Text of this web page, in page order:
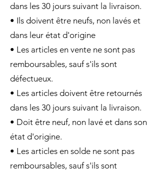
dans les 30 jours suivant la livraison.
• Ils doivent être neufs, non lavés et
dans leur état d'origine
• Les articles en vente ne sont pas
remboursables, sauf s'ils sont
défectueux.
• Les articles doivent être retournés
dans les 30 jours suivant la livraison.
• Doit être neuf, non lavé et dans son
état d'origine.
• Les articles en solde ne sont pas
remboursables, sauf s'ils sont